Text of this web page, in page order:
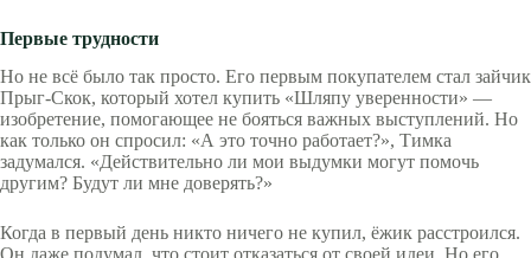
Первые трудности
Но не всё было так просто. Его первым покупателем стал зайчик
Прыг-Скок, который хотел купить «Шляпу уверенности» —
изобретение, помогающее не бояться важных выступлений. Но
как только он спросил: «А это точно работает?», Тимка
задумался. «Действительно ли мои выдумки могут помочь
другим? Будут ли мне доверять?»
Когда в первый день никто ничего не купил, ёжик расстроился.